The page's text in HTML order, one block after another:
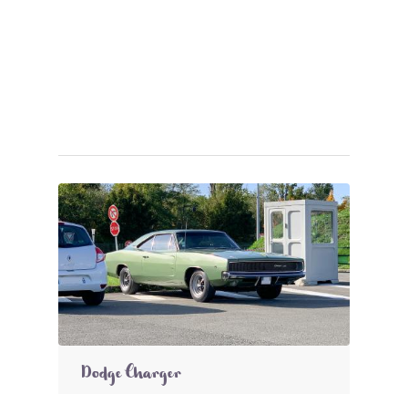
Dodge Charger